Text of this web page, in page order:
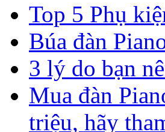
Top 5 Phụ
Búa đàn
3 lý do bạn
Mua đàn
triệu, hãy